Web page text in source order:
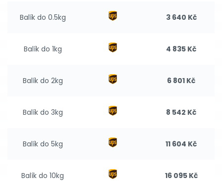
Balík do 0.5kg 3 640 Kč
Balík do 1kg 4 835 Kč
Balík do 2kg 6 801 Kč
Balík do 3kg 8 542 Kč
Balík do 5kg 11 604 Kč
Balík do 10kg 16 095 Kč